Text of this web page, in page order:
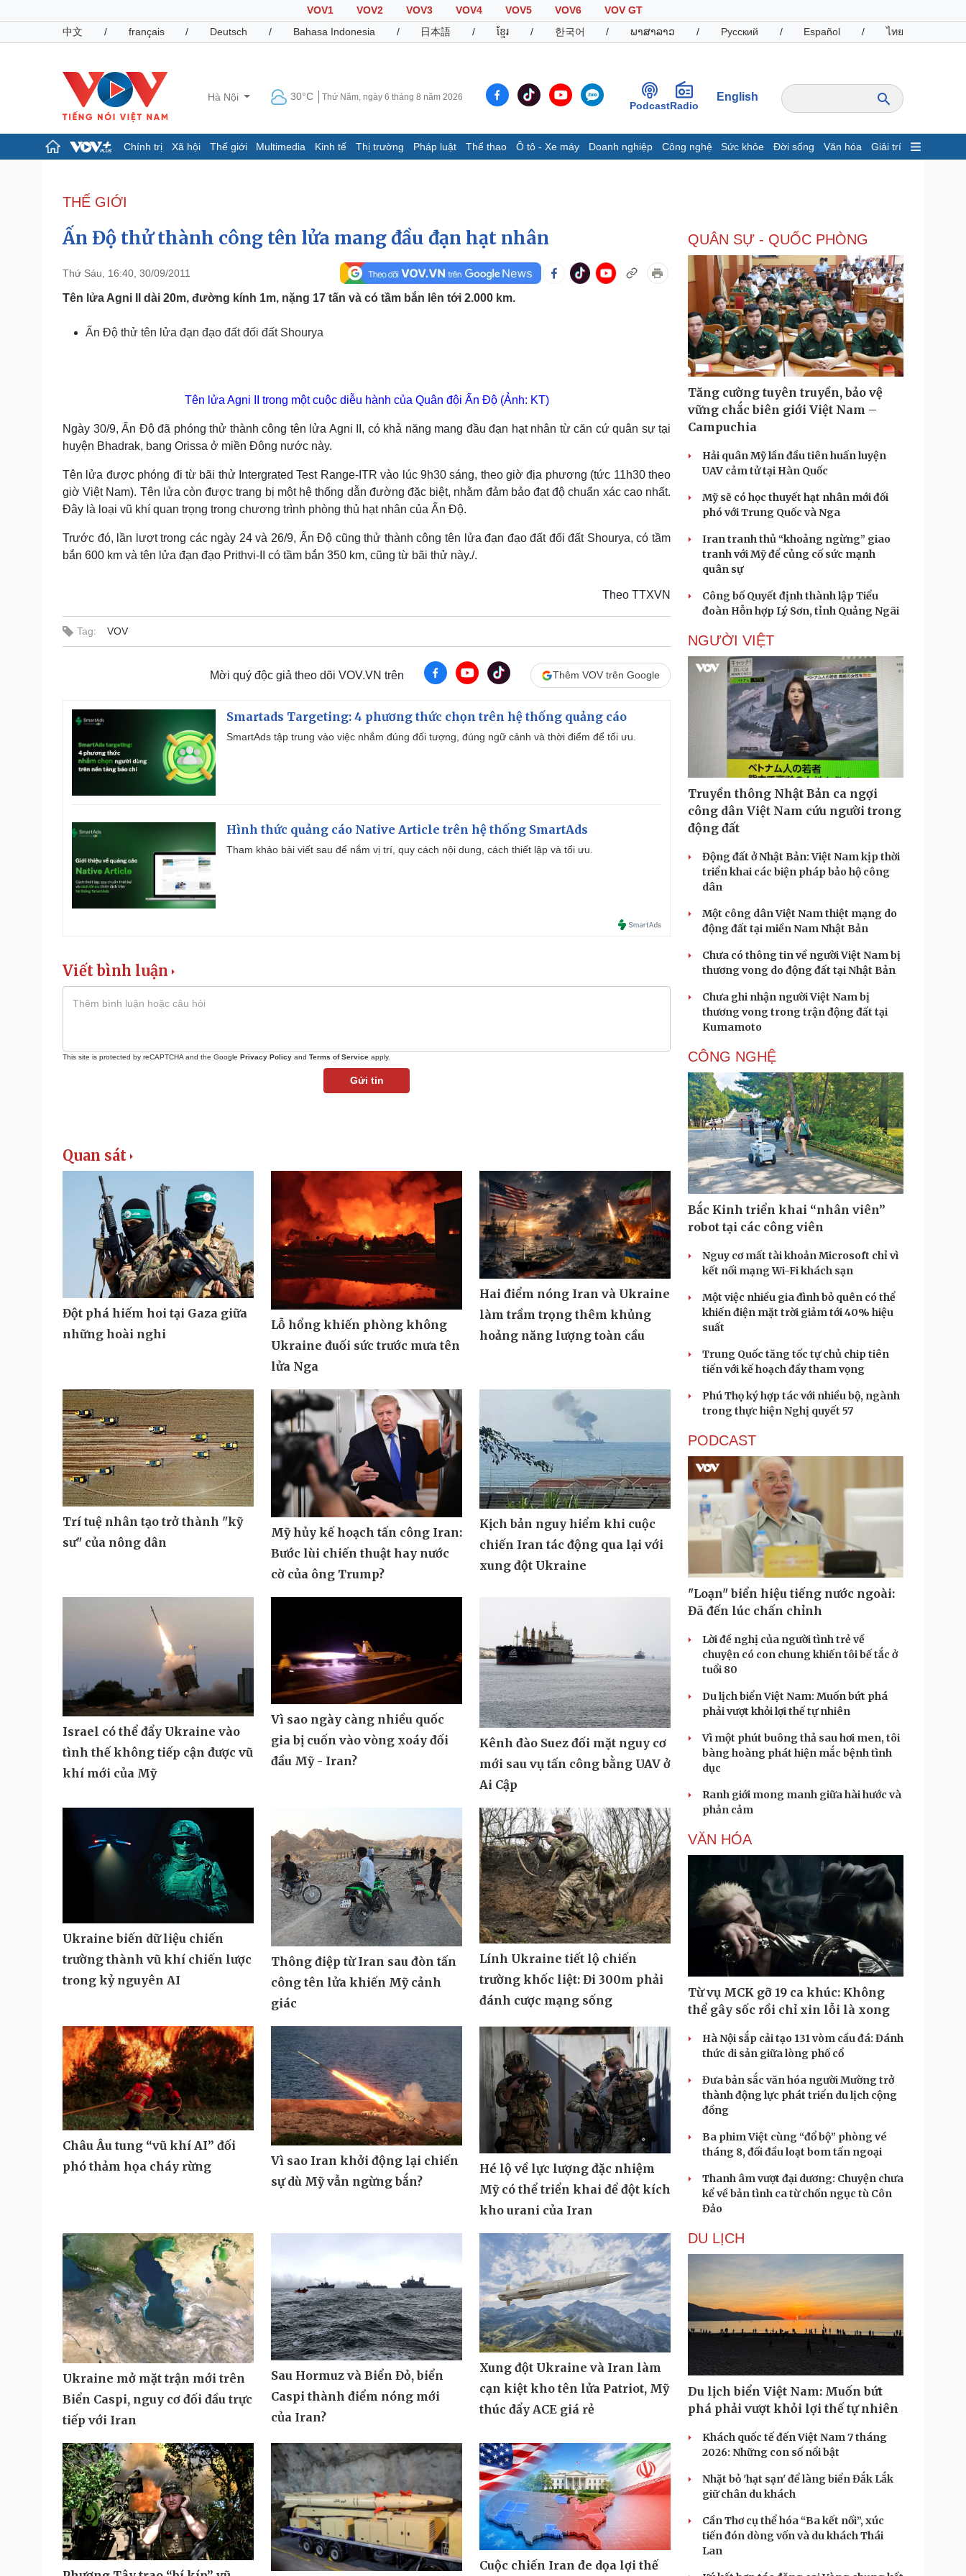
VOV1 VOV2 VOV3 VOV4 VOV5 VOV6
VOV GT
中文
/ français / Deutsch / Bahasa Indonesia / 日本語 / ខ្មែរ / 한국어 / ພາສາລາວ / Русский / Español / ไทย
Hà Nội 30°C Thứ Năm, ngày 6 tháng 8 năm 2026
PodcastRadio
English
Chính trị Xã hội Thế giới Multimedia Kinh tế Thị trường Pháp luật Thể thao Ô tô - Xe máy Doanh nghiệp Công nghệ Sức khỏe Đời sống Văn hóa Giải trí
Đảng
Tổ chức nhân sự
Quốc hội
Nhận diện sự thật
Dấu ấn VOV
Infographic
Chứng khoán
Giá cà phê
Pháp luật
Tin nóng
Quân sự - Quốc phòng
Việt Nam
Thể thao
Ô tô - Xe máy
Thông tin doanh nghiệp
Doanh nghiệp 24h
Doanh nhân
Vì cộng đồng
Công nghệ
Sành điệu
Tin Công nghệ
Trải nghiệm
Chuyển đổi số
Cây thuốc
Sản phụ khoa
Nam khoa
Làm đẹp - giảm cân
Phòng mạch online
Đời sống
Blog
Tình yêu - Gia đình
Văn hóa
Văn học
Giải trí
Thời trang
Săn Tour
Podcast
Câu chuyện thời sự
Cửa sổ tình yêu
Kể chuyện cho bé
Hạt giống tâm hồn
Cải chính
THẾ GIỚI
Ấn Độ thử thành công tên lửa mang đầu đạn hạt nhân
Thứ Sáu, 16:40, 30/09/2011
Tên lửa Agni II dài 20m, đường kính 1m, nặng 17 tấn và có tầm bắn lên tới 2.000 km.
Ấn Độ thử tên lửa đạn đạo đất đối đất Shourya
Tên lửa Agni II trong một cuộc diễu hành của Quân đội Ấn Độ (Ảnh: KT)
Ngày 30/9, Ấn Độ đã phóng thử thành công tên lửa Agni II, có khả năng mang đầu đạn hạt nhân từ căn cứ quân sự tại
huyện Bhadrak, bang Orissa ở miền Đông nước này.
Tên lửa được phóng đi từ bãi thử Intergrated Test Range-ITR vào lúc 9h30 sáng, theo giờ địa phương (tức 11h30 theo
giờ Việt Nam). Tên lửa còn được trang bị một hệ thống dẫn đường đặc biệt, nhằm đảm bảo đạt độ chuẩn xác cao nhất.
Đây là loại vũ khí quan trọng trong chương trình phòng thủ hạt nhân của Ấn Độ.
Trước đó, lần lượt trong các ngày 24 và 26/9, Ấn Độ cũng thử thành công tên lửa đạn đạo đất đối đất Shourya, có tầm
bắn 600 km và tên lửa đạn đạo Prithvi-II có tầm bắn 350 km, cũng từ bãi thử này./.
Theo TTXVN
Tag: VOV
Mời quý độc giả theo dõi VOV.VN trên Thêm VOV trên Google
Smartads Targeting: 4 phương thức chọn trên hệ thống quảng cáo
SmartAds tập trung vào việc nhắm đúng đối tượng, đúng ngữ cảnh và thời điểm để tối ưu.
Hình thức quảng cáo Native Article trên hệ thống SmartAds
Tham khảo bài viết sau để nắm vị trí, quy cách nội dung, cách thiết lập và tối ưu.
Viết bình luận
This site is protected by reCAPTCHA and the Google Privacy Policy and Terms of Service apply.
Gửi tin
Quan sát
Đột phá hiếm hoi tại Gaza giữa
những hoài nghi
Lỗ hổng khiến phòng không
Ukraine đuối sức trước mưa tên
lửa Nga
Hai điểm nóng Iran và Ukraine
làm trầm trọng thêm khủng
hoảng năng lượng toàn cầu
Trí tuệ nhân tạo trở thành "kỹ
sư" của nông dân
Mỹ hủy kế hoạch tấn công Iran:
Bước lùi chiến thuật hay nước
cờ của ông Trump?
Kịch bản nguy hiểm khi cuộc
chiến Iran tác động qua lại với
xung đột Ukraine
Israel có thể đẩy Ukraine vào
tình thế không tiếp cận được vũ
khí mới của Mỹ
Vì sao ngày càng nhiều quốc
gia bị cuốn vào vòng xoáy đối
đầu Mỹ - Iran?
Kênh đào Suez đối mặt nguy cơ
mới sau vụ tấn công bằng UAV ở
Ai Cập
Ukraine biến dữ liệu chiến
trường thành vũ khí chiến lược
trong kỷ nguyên AI
Thông điệp từ Iran sau đòn tấn
công tên lửa khiến Mỹ cảnh
giác
Lính Ukraine tiết lộ chiến
trường khốc liệt: Đi 300m phải
đánh cược mạng sống
Châu Âu tung “vũ khí AI” đối
phó thảm họa cháy rừng
Vì sao Iran khởi động lại chiến
sự dù Mỹ vẫn ngừng bắn?
Hé lộ về lực lượng đặc nhiệm
Mỹ có thể triển khai để đột kích
kho urani của Iran
Ukraine mở mặt trận mới trên
Biển Caspi, nguy cơ đối đầu trực
tiếp với Iran
Sau Hormuz và Biển Đỏ, biển
Caspi thành điểm nóng mới
của Iran?
Xung đột Ukraine và Iran làm
cạn kiệt kho tên lửa Patriot, Mỹ
thúc đẩy ACE giá rẻ
Cuộc chiến Iran đe dọa lợi thế
QUÂN SỰ - QUỐC PHÒNG
Tăng cường tuyên truyền, bảo vệ
vững chắc biên giới Việt Nam –
Campuchia
Hải quân Mỹ lần đầu tiên huấn luyện
UAV cảm tử tại Hàn Quốc
Mỹ sẽ có học thuyết hạt nhân mới đối
phó với Trung Quốc và Nga
Iran tranh thủ “khoảng ngừng” giao
tranh với Mỹ để củng cố sức mạnh
quân sự
Công bố Quyết định thành lập Tiểu
đoàn Hỗn hợp Lý Sơn, tỉnh Quảng Ngãi
NGƯỜI VIỆT
Truyền thông Nhật Bản ca ngợi
công dân Việt Nam cứu người trong
động đất
Động đất ở Nhật Bản: Việt Nam kịp thời
triển khai các biện pháp bảo hộ công
dân
Một công dân Việt Nam thiệt mạng do
động đất tại miền Nam Nhật Bản
Chưa có thông tin về người Việt Nam bị
thương vong do động đất tại Nhật Bản
Chưa ghi nhận người Việt Nam bị
thương vong trong trận động đất tại
Kumamoto
CÔNG NGHỆ
Bắc Kinh triển khai “nhân viên”
robot tại các công viên
Nguy cơ mất tài khoản Microsoft chỉ vì
kết nối mạng Wi-Fi khách sạn
Một việc nhiều gia đình bỏ quên có thể
khiến điện mặt trời giảm tới 40% hiệu
suất
Trung Quốc tăng tốc tự chủ chip tiên
tiến với kế hoạch đầy tham vọng
Phú Thọ ký hợp tác với nhiều bộ, ngành
trong thực hiện Nghị quyết 57
PODCAST
"Loạn" biển hiệu tiếng nước ngoài:
Đã đến lúc chấn chỉnh
Lời đề nghị của người tình trẻ về
chuyện có con chung khiến tôi bế tắc ở
tuổi 80
Du lịch biển Việt Nam: Muốn bứt phá
phải vượt khỏi lợi thế tự nhiên
Vì một phút buông thả sau hơi men, tôi
bàng hoàng phát hiện mắc bệnh tình
dục
Ranh giới mong manh giữa hài hước và
phản cảm
VĂN HÓA
Từ vụ MCK gỡ 19 ca khúc: Không
thể gây sốc rồi chỉ xin lỗi là xong
Hà Nội sắp cải tạo 131 vòm cầu đá: Đánh
thức di sản giữa lòng phố cổ
Đưa bản sắc văn hóa người Mường trở
thành động lực phát triển du lịch cộng
đồng
Ba phim Việt cùng “đổ bộ” phòng vé
tháng 8, đối đầu loạt bom tấn ngoại
Thanh âm vượt đại dương: Chuyện chưa
kể về bản tình ca từ chốn ngục tù Côn
Đảo
DU LỊCH
Du lịch biển Việt Nam: Muốn bứt
phá phải vượt khỏi lợi thế tự nhiên
Khách quốc tế đến Việt Nam 7 tháng
2026: Những con số nổi bật
Nhặt bỏ 'hạt sạn' để làng biển Đắk Lắk
giữ chân du khách
Cần Thơ cụ thể hóa “Ba kết nối”, xúc
tiến đón dòng vốn và du khách Thái
Lan